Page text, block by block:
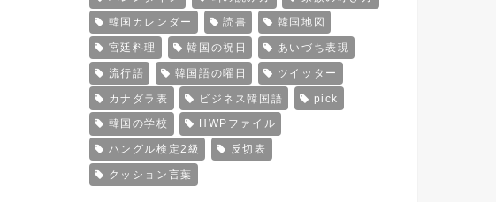
韓国カレンダー 読書 韓国地図
宮廷料理 韓国の祝日 あいづち表現
流行語 韓国語の曜日 ツイッター
カナダラ表 ビジネス韓国語 pick
韓国の学校 HWPファイル
ハングル検定2級 反切表
クッション言葉